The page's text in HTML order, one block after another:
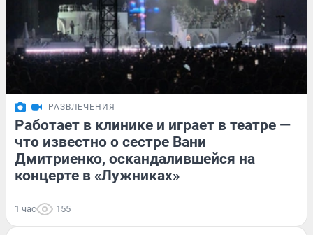
РАЗВЛЕЧЕНИЯ
Работает в клинике и играет в театре —
что известно о сестре Вани
Дмитриенко, оскандалившейся на
концерте в «Лужниках»
1 час 155